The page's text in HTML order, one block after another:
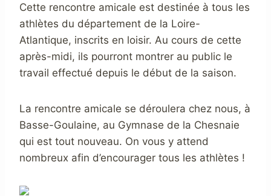
Cette rencontre amicale est destinée à tous les
athlètes du département de la Loire-
Atlantique, inscrits en loisir. Au cours de cette
après-midi, ils pourront montrer au public le
travail effectué depuis le début de la saison.
La rencontre amicale se déroulera chez nous, à
Basse-Goulaine, au Gymnase de la Chesnaie
qui est tout nouveau. On vous y attend
nombreux afin d’encourager tous les athlètes !